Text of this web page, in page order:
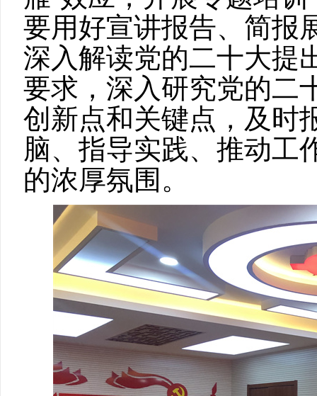
要用好宣讲报告、简报
深入解读党的二十大提
要求，深入研究党的二
创新点和关键点，及时
脑、指导实践、推动工
的浓厚氛围。